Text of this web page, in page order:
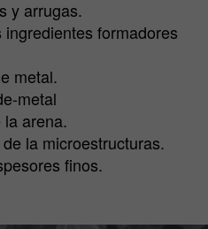
y arrugas.
formadores
metal.
metal
arena.
la microestructuras.
finos.